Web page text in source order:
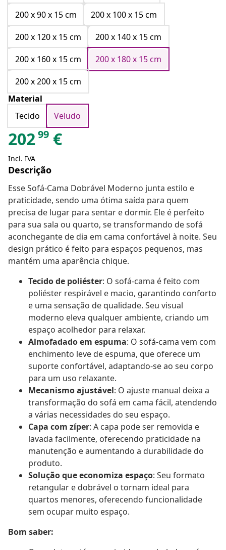
200 x 90 x 15 cm
200 x 100 x 15 cm
200 x 120 x 15 cm
200 x 140 x 15 cm
200 x 160 x 15 cm
200 x 180 x 15 cm
200 x 200 x 15 cm
Material
Tecido
Veludo
20299 €
Incl. IVA
Descrição
Esse Sofá-Cama Dobrável Moderno junta estilo e
praticidade, sendo uma ótima saída para quem
precisa de lugar para sentar e dormir. Ele é perfeito
para sua sala ou quarto, se transformando de sofá
aconchegante de dia em cama confortável à noite. Seu
design prático é feito para espaços pequenos, mas
mantém uma aparência chique.
Tecido de poliéster: O sofá-cama é feito com
poliéster respirável e macio, garantindo conforto
e uma sensação de qualidade. Seu visual
moderno eleva qualquer ambiente, criando um
espaço acolhedor para relaxar.
Almofadado em espuma: O sofá-cama vem com
enchimento leve de espuma, que oferece um
suporte confortável, adaptando-se ao seu corpo
para um uso relaxante.
Mecanismo ajustável: O ajuste manual deixa a
transformação do sofá em cama fácil, atendendo
a várias necessidades do seu espaço.
Capa com zíper: A capa pode ser removida e
lavada facilmente, oferecendo praticidade na
manutenção e aumentando a durabilidade do
produto.
Solução que economiza espaço: Seu formato
retangular e dobrável o tornam ideal para
quartos menores, oferecendo funcionalidade
sem ocupar muito espaço.
Bom saber: